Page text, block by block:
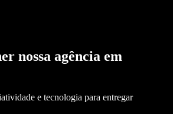
nossa agência em
e tecnologia para entregar